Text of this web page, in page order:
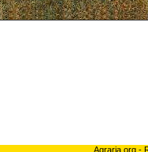
Agraria.org -